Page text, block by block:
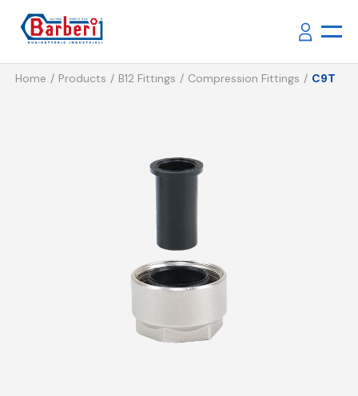
Home Products B12 Fittings Compression Fittings C9T